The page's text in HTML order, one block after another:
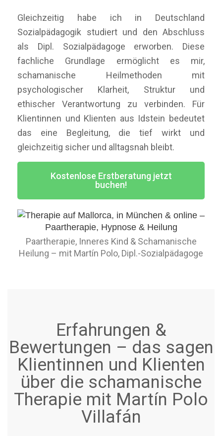
Gleichzeitig habe ich in Deutschland
Sozialpädagogik studiert und den Abschluss
als Dipl. Sozialpädagoge erworben. Diese
fachliche Grundlage ermöglicht es mir,
schamanische Heilmethoden mit
psychologischer Klarheit, Struktur und
ethischer Verantwortung zu verbinden. Für
Klientinnen und Klienten aus Idstein bedeutet
das eine Begleitung, die tief wirkt und
gleichzeitig sicher und alltagsnah bleibt.
Kostenlose Erstberatung jetzt
buchen!
Paartherapie, Inneres Kind & Schamanische
Heilung – mit Martín Polo, Dipl.-Sozialpädagoge
Erfahrungen &
Bewertungen – das sagen
Klientinnen und Klienten
über die schamanische
Therapie mit Martín Polo
Villafán